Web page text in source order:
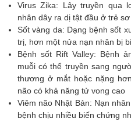
Virus Zika: Lây truyền qua
nhân dây ra dị tật đầu ở trẻ sơ
Sốt vàng da: Dạng bệnh sốt
trị, hơn một nửa nạn nhân bị
Bệnh sốt Rift Valley: Bệnh
muỗi có thể truyền sang
thương ở mắt hoặc nặng
não có khả năng tử vong cao
Viêm não Nhật Bản: Nạn
bệnh chịu nhiều biến chứng